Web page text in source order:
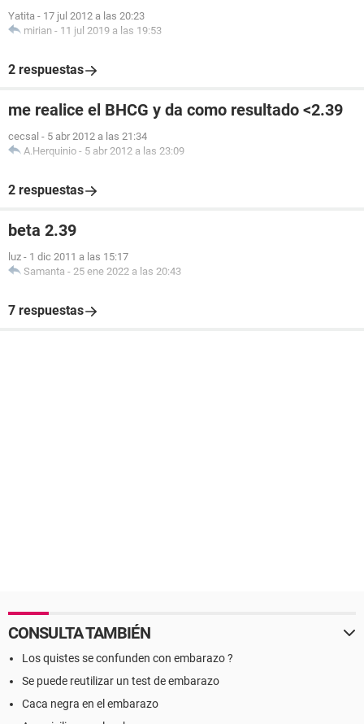
Yatita - 17 jul 2012 a las 20:23
mirian - 11 jul 2019 a las 19:53
2 respuestas
me realice el BHCG y da como resultado <2.39
cecsal - 5 abr 2012 a las 21:34
A.Herquinio - 5 abr 2012 a las 23:09
2 respuestas
beta 2.39
luz - 1 dic 2011 a las 15:17
Samanta - 25 ene 2022 a las 20:43
7 respuestas
CONSULTA TAMBIÉN
Los quistes se confunden con embarazo ?
Se puede reutilizar un test de embarazo
Caca negra en el embarazo